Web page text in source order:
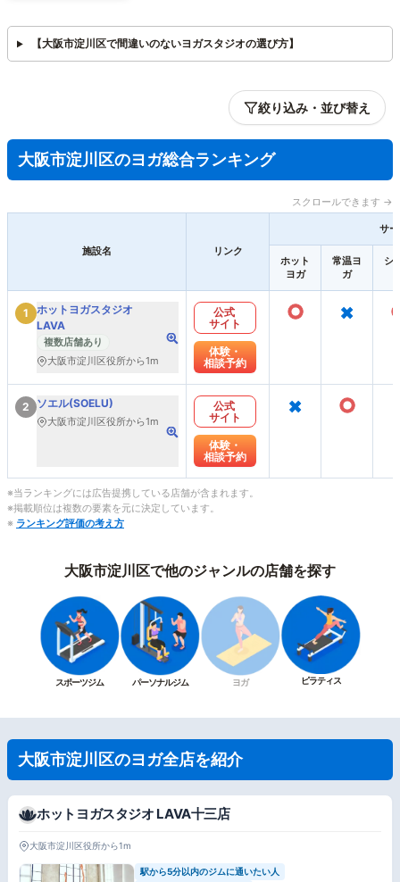
【大阪市淀川区で間違いのないヨガスタジオの選び方】
絞り込み・並び替え
大阪市淀川区のヨガ総合ランキング
スクロールできます →
施設名 リンク
サ
ホット
ヨガ
常温ヨ
ガ
シ
1
ホットヨガスタジオ
LAVA
複数店舗あり
大阪市淀川区役所から1m
公式
サイト
体験・
相談予約
○ ×
2 ソエル(SOELU)
大阪市淀川区役所から1m
公式
サイト
体験・
相談予約
× ○
※当ランキングには広告提携している店舗が含まれます。
※掲載順位は複数の要素を元に決定しています。
※ ランキング評価の考え方
大阪市淀川区で他のジャンルの店舗を探す
スポーツジム パーソナルジム ヨガ ピラティス
大阪市淀川区のヨガ全店を紹介
ホットヨガスタジオ LAVA十三店
大阪市淀川区役所から1m
駅から5分以内のジムに通いたい人